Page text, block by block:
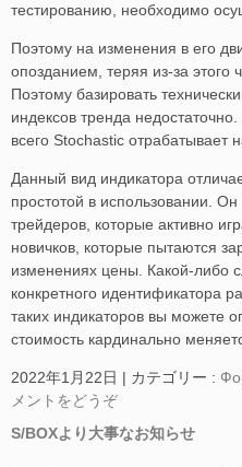
тестированию, необходимо
Поэтому на изменения в его
опозданием, теряя из-за этого
Поэтому базировать
индексов тренда
всего Stochastic отрабатывает
Данный вид индикатора
простотой в использовании.
трейдеров, которые активно
новичков, которые пытаются
изменениях цены. Какой-либо
конкретного идентификатора
таких индикаторов вы можете
стоимость кардинально
2022年1月22日 | カテゴリー :
メントをどうぞ
S/BOXより大事なお知らせ